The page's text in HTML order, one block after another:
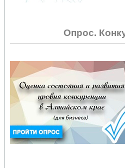
Опрос.